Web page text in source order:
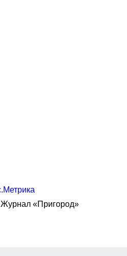
Журнал «Пригород»